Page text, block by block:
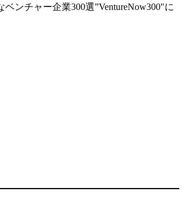
ンチャー企業300選”VentureNow300″に